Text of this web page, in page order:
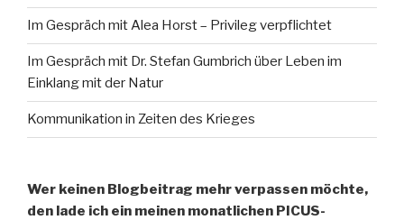
Im Gespräch mit Alea Horst – Privileg verpflichtet
Im Gespräch mit Dr. Stefan Gumbrich über Leben im
Einklang mit der Natur
Kommunikation in Zeiten des Krieges
Wer keinen Blogbeitrag mehr verpassen möchte,
den lade ich ein meinen monatlichen PICUS-